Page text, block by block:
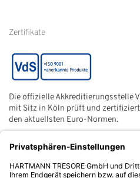
Batterieentsorgung
Zertifikate
Die offizielle Akkreditierungsstelle
mit Sitz in Köln prüft und
den aktuellsten Euro-Normen.